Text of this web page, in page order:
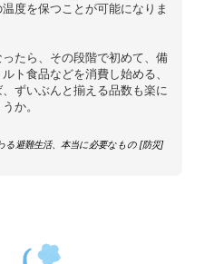
度を保つことが可能になりま
たら、その段階で初めて、備
ト食品などを消費し始める、
ずいぶんと揃える品数も楽に
か。
る避難生活、本当に必要なもの [防災]